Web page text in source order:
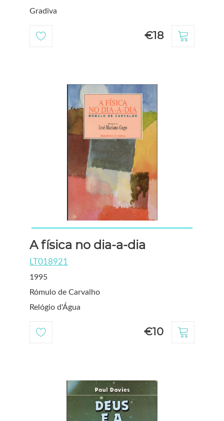
Gradiva
€18
A física no dia-a-dia
LT018921
1995
Rómulo de Carvalho
Relógio d'Água
€10